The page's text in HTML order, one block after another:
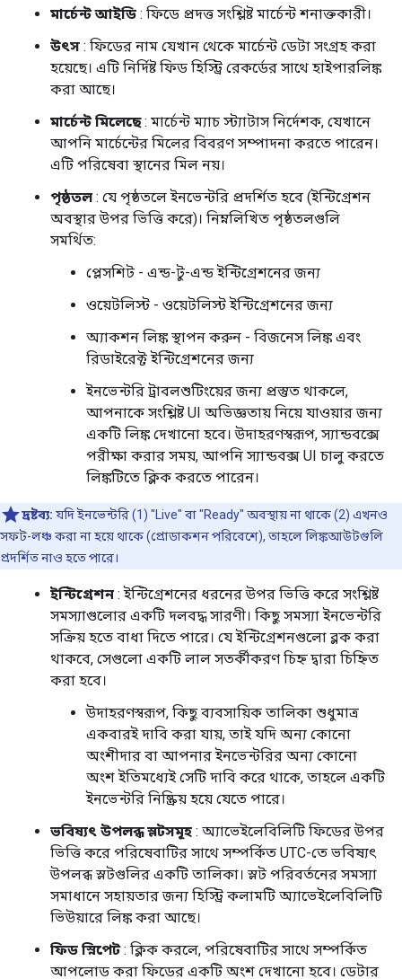
মার্চেন্ট আইডি : ফিডে প্রদত্ত সংশ্লিষ্ট মার্চেন্ট শনাক্তকারী।
উৎস : ফিডের নাম যেখান থেকে মার্চেন্ট ডেটা সংগ্রহ করা
হয়েছে। এটি নির্দিষ্ট ফিড হিস্ট্রি রেকর্ডের সাথে হাইপারলিঙ্ক
করা আছে।
মার্চেন্ট মিলেছে: মার্চেন্ট ম্যাচ স্ট্যাটাস নির্দেশক, যেখানে
আপনি মার্চেন্টের মিলের বিবরণ সম্পাদনা করতে পারেন।
এটি পরিষেবা স্থানের মিল নয়।
পৃষ্ঠতল : যে পৃষ্ঠতলে ইনভেন্টরি প্রদর্শিত হবে (ইন্টিগ্রেশন
অবস্থার উপর ভিত্তি করে)। নিম্নলিখিত পৃষ্ঠতলগুলি
সমর্থিত:
প্লেসশিট - এন্ড-টু-এন্ড ইন্টিগ্রেশনের জন্য
ওয়েটলিস্ট - ওয়েটলিস্ট ইন্টিগ্রেশনের জন্য
অ্যাকশন লিঙ্ক স্থাপন করুন - বিজনেস লিঙ্ক এবং
রিডাইরেক্ট ইন্টিগ্রেশনের জন্য
ইনভেন্টরি ট্রাবলশুটিংয়ের জন্য প্রস্তুত থাকলে,
আপনাকে সংশ্লিষ্ট UI অভিজ্ঞতায় নিয়ে যাওয়ার জন্য
একটি লিঙ্ক দেখানো হবে। উদাহরণস্বরূপ, স্যান্ডবক্সে
পরীক্ষা করার সময়, আপনি স্যান্ডবক্স UI চালু করতে
লিঙ্কটিতে ক্লিক করতে পারেন।
দ্রষ্টব্য: যদি ইনভেন্টরি (1) "Live" বা "Ready" অবস্থায় না থাকে (2) এখনও
সফট-লঞ্চ করা না হয়ে থাকে (প্রোডাকশন পরিবেশে), তাহলে লিঙ্কআউটগুলি
প্রদর্শিত নাও হতে পারে।
ইন্টিগ্রেশন : ইন্টিগ্রেশনের ধরনের উপর ভিত্তি করে সংশ্লিষ্ট
সমস্যাগুলোর একটি দলবদ্ধ সারণী। কিছু সমস্যা ইনভেন্টরি
সক্রিয় হতে বাধা দিতে পারে। যে ইন্টিগ্রেশনগুলো ব্লক করা
থাকবে, সেগুলো একটি লাল সতর্কীকরণ চিহ্ন দ্বারা চিহ্নিত
করা হবে।
উদাহরণস্বরূপ, কিছু ব্যবসায়িক তালিকা শুধুমাত্র
একবারই দাবি করা যায়, তাই যদি অন্য কোনো
অংশীদার বা আপনার ইনভেন্টরির অন্য কোনো
অংশ ইতিমধ্যেই সেটি দাবি করে থাকে, তাহলে একটি
ইনভেন্টরি নিষ্ক্রিয় হয়ে যেতে পারে।
ভবিষ্যৎ উপলব্ধ স্লটসমূহ : অ্যাভেইলেবিলিটি ফিডের উপর
ভিত্তি করে পরিষেবাটির সাথে সম্পর্কিত UTC-তে ভবিষ্যৎ
উপলব্ধ স্লটগুলির একটি তালিকা। স্লট পরিবর্তনের সমস্যা
সমাধানে সহায়তার জন্য হিস্ট্রি কলামটি অ্যাভেইলেবিলিটি
ভিউয়ারে লিঙ্ক করা আছে।
ফিড স্নিপেট: ক্লিক করলে, পরিষেবাটির সাথে সম্পর্কিত
আপলোড করা ফিডের একটি অংশ দেখানো হবে। ডেটার